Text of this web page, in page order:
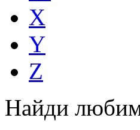
X
Y
Z
Найди